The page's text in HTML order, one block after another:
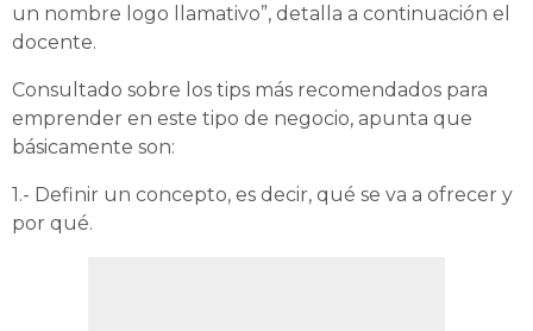
un nombre logo llamativo”, detalla a continuación el
docente.
Consultado sobre los tips más recomendados para
emprender en este tipo de negocio, apunta que
básicamente son:
1.- Definir un concepto, es decir, qué se va a ofrecer y
por qué.